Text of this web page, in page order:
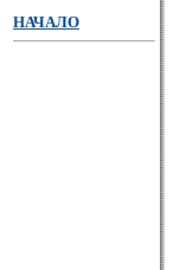
НАЧАЛО